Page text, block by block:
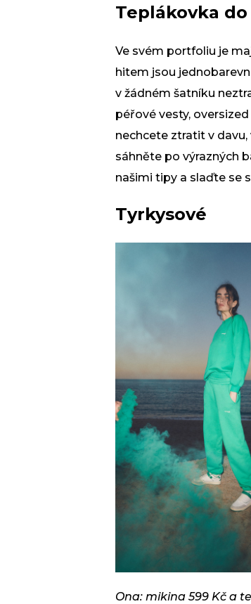
Teplákovka
Ve svém portfoliu je
hitem jsou
v žádném šatníku
péřové vesty,
nechcete ztratit v
sáhněte po výrazných
našimi tipy a slaďte se
Tyrkysové
Ona: mikina 599 Kč a